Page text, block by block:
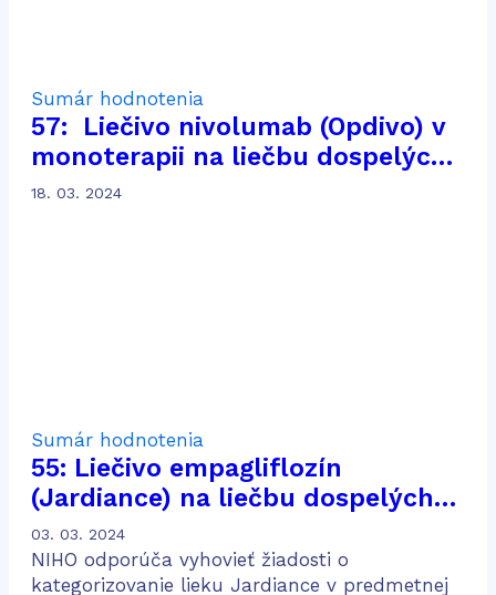
Sumár hodnotenia
57: Liečivo nivolumab (Opdivo) v
monoterapii na liečbu dospelých
pacientov s pokročilým
18. 03. 2024
Sumár hodnotenia
55: Liečivo empagliflozín
(Jardiance) na liečbu dospelých
pacientov s chronickou chorobou
obličiek
03. 03. 2024
NIHO odporúča vyhovieť žiadosti o
kategorizovanie lieku Jardiance v predmetnej